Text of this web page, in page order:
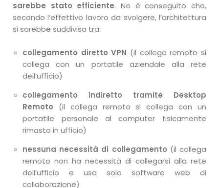
sarebbe stato efficiente. Ne è conseguito che,
secondo l’effettivo lavoro da svolgere, l’architettura
si sarebbe suddivisa tra:
collegamento diretto VPN (il collega remoto si
collega con un portatile aziendale alla rete
dell’ufficio)
collegamento indiretto tramite Desktop
Remoto (il collega remoto si collega con un
portatile personale al computer fisicamente
rimasto in ufficio)
nessuna necessità di collegamento (il collega
remoto non ha necessità di collegarsi alla rete
dell’ufficio e usa solo software web di
collaborazione)